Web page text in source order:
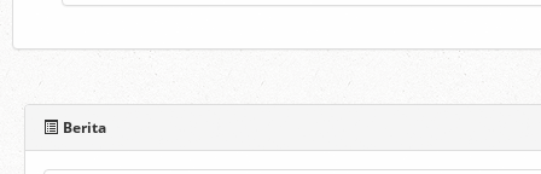
Berita